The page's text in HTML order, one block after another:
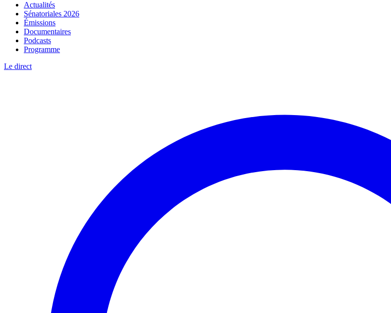
Actualités
Sénatoriales 2026
Émissions
Documentaires
Podcasts
Programme
Le direct